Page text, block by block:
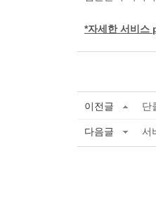
*자세한 서비스
이전글 단
다음글 서